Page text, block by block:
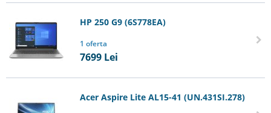
HP 250 G9 (6S778EA)
1 oferta
7699 Lei
Acer Aspire Lite AL15-41 (UN.431SI.278)